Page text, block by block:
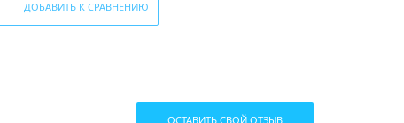
ДОБАВИТЬ К СРАВНЕНИЮ
ОСТАВИТЬ СВОЙ ОТЗЫВ